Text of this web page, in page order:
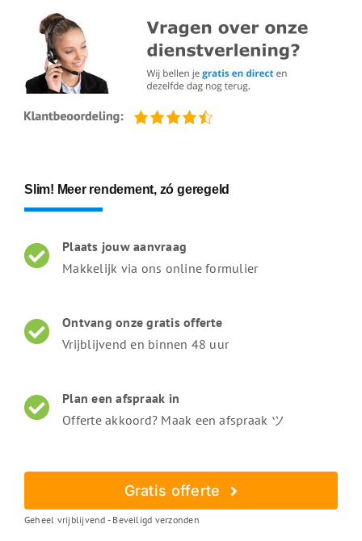
Slim! Meer rendement, zó geregeld
Plaats jouw aanvraag
Makkelijk via ons online formulier
Ontvang onze gratis offerte
Vrijblijvend en binnen 48 uur
Plan een afspraak in
Offerte akkoord? Maak een afspraak ツ
Gratis offerte
Geheel vrijblijvend - Beveiligd verzonden